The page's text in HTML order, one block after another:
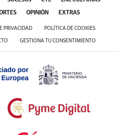
OPINIÓN EXTRAS
PRIVACIDAD POLÍTICA DE COOKIES
GESTIONA TU CONSENTIMIENTO